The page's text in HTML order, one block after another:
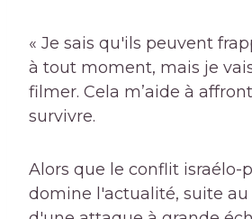
« Je sais qu'ils peuvent
à tout moment, mais je
filmer. Cela m’aide à
survivre.
Alors que le conflit israélo-
domine l'actualité, suite